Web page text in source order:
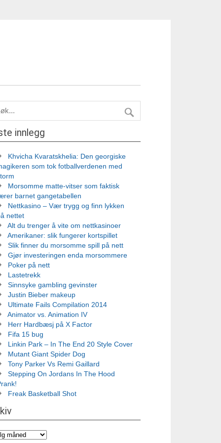
innlegg
Khvicha Kvaratskhelia: Den georgiske
som tok fotballverdenen med
Morsomme matte-vitser som faktisk
barnet gangetabellen
Nettkasino – Vær trygg og finn lykken
nettet
Alt du trenger å vite om nettkasinoer
Amerikaner: slik fungerer kortspillet
Slik finner du morsomme spill på nett
Gjør investeringen enda morsommere
Poker på nett
Lastetrekk
Sinnsyke gambling gevinster
Justin Bieber makeup
Ultimate Fails Compilation 2014
Animator vs. Animation IV
Herr Hardbæsj på X Factor
Fifa 15 bug
Linkin Park – In The End 20 Style Cover
Mutant Giant Spider Dog
Tony Parker Vs Remi Gaillard
Stepping On Jordans In The Hood
Freak Basketball Shot